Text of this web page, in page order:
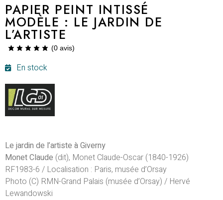
PAPIER PEINT INTISSÉ
MODÈLE : LE JARDIN DE
L’ARTISTE
(0 avis)
En stock
Le jardin de l’artiste à Giverny
Monet Claude (dit), Monet Claude-Oscar (1840-1926)
RF1983-6 / Localisation : Paris, musée d’Orsay
Photo (C) RMN-Grand Palais (musée d’Orsay) / Hervé
Lewandowski